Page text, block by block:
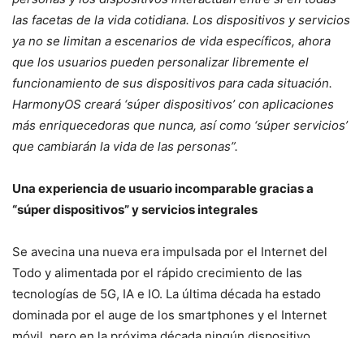
las facetas de la vida cotidiana. Los dispositivos y servicios
ya no se limitan a escenarios de vida específicos, ahora
que los usuarios pueden personalizar libremente el
funcionamiento de sus dispositivos para cada situación.
HarmonyOS creará ‘súper dispositivos’ con aplicaciones
más enriquecedoras que nunca, así como ‘súper servicios’
que cambiarán la vida de las personas”.
Una experiencia de usuario incomparable gracias a
“súper dispositivos” y servicios integrales
Se avecina una nueva era impulsada por el Internet del
Todo y alimentada por el rápido crecimiento de las
tecnologías de 5G, IA e IO. La última década ha estado
dominada por el auge de los smartphones y el Internet